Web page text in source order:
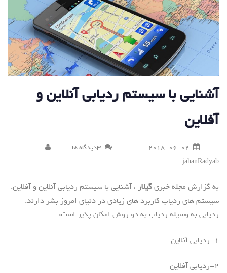
آشنایی با سیستم ردیابی آنلاین و
آفلاین
2018-06-02
3دیدگاه ها
jahanRadyab
به گزارش مجله خبریگیلار، آشنایی با سیستم ردیابی آنلاین و آفلاین.
سیستم های ردیاب کاربرد های زیادی در دنیای امروز بشر دارند.
ردیابی به وسیله ردیاب به دو روش امکان پذیر است:
۱-ردیابی آنلاین
۲-ردیابی آفلاین